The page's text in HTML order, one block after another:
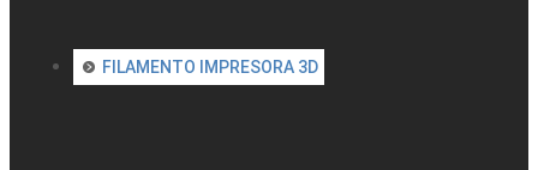
FILAMENTO IMPRESORA 3D